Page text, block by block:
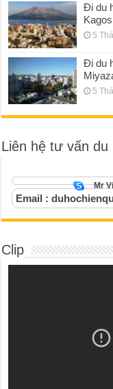
Đi du
5
Đi du
5
Liên hệ tư vấn du
Mr
Email :
Clip